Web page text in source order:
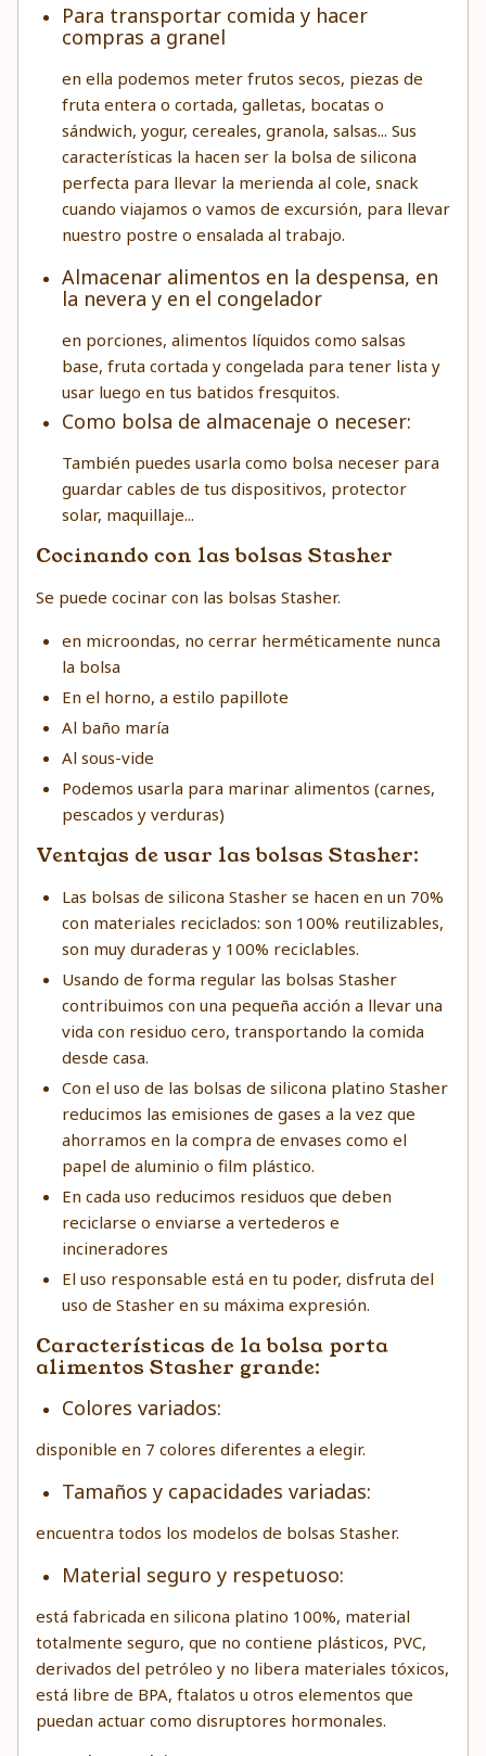
Para transportar comida y hacer
compras a granel
en ella podemos meter frutos secos, piezas de
fruta entera o cortada, galletas, bocatas o
sándwich, yogur, cereales, granola, salsas... Sus
características la hacen ser la bolsa de silicona
perfecta para llevar la merienda al cole, snack
cuando viajamos o vamos de excursión, para llevar
nuestro postre o ensalada al trabajo.
Almacenar alimentos en la despensa, en
la nevera y en el congelador
en porciones, alimentos líquidos como salsas
base, fruta cortada y congelada para tener lista y
usar luego en tus batidos fresquitos.
Como bolsa de almacenaje o neceser:
También puedes usarla como bolsa neceser para
guardar cables de tus dispositivos, protector
solar, maquillaje...
Cocinando con las bolsas Stasher
Se puede cocinar con las bolsas Stasher.
en microondas, no cerrar herméticamente nunca
la bolsa
En el horno, a estilo papillote
Al baño maría
Al sous-vide
Podemos usarla para marinar alimentos (carnes,
pescados y verduras)
Ventajas de usar las bolsas Stasher:
Las bolsas de silicona Stasher se hacen en un 70%
con materiales reciclados: son 100% reutilizables,
son muy duraderas y 100% reciclables.
Usando de forma regular las bolsas Stasher
contribuimos con una pequeña acción a llevar una
vida con residuo cero, transportando la comida
desde casa.
Con el uso de las bolsas de silicona platino Stasher
reducimos las emisiones de gases a la vez que
ahorramos en la compra de envases como el
papel de aluminio o film plástico.
En cada uso reducimos residuos que deben
reciclarse o enviarse a vertederos e
incineradores
El uso responsable está en tu poder, disfruta del
uso de Stasher en su máxima expresión.
Características de la bolsa porta
alimentos Stasher grande:
Colores variados:
disponible en 7 colores diferentes a elegir.
Tamaños y capacidades variadas:
encuentra todos los modelos de bolsas Stasher.
Material seguro y respetuoso:
está fabricada en silicona platino 100%, material
totalmente seguro, que no contiene plásticos, PVC,
derivados del petróleo y no libera materiales tóxicos,
está libre de BPA, ftalatos u otros elementos que
puedan actuar como disruptores hormonales.